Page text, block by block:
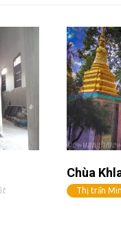
Chùa
Thị trấn